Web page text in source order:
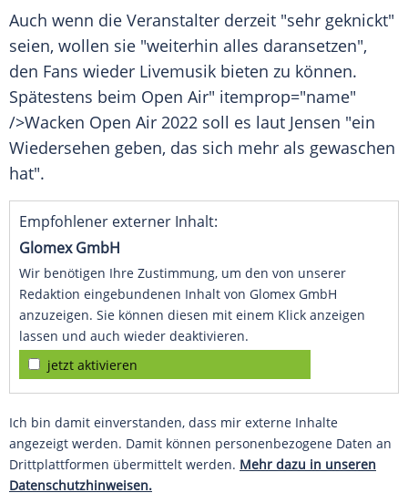
Auch wenn die Veranstalter derzeit "sehr geknickt"
seien, wollen sie "weiterhin alles daransetzen",
den Fans wieder Livemusik bieten zu können.
Spätestens beim Open Air" itemprop="name"
/>Wacken Open Air 2022 soll es laut Jensen "ein
Wiedersehen geben, das sich mehr als gewaschen
hat".
Empfohlener externer Inhalt:
Glomex GmbH
Wir benötigen Ihre Zustimmung, um den von unserer
Redaktion eingebundenen Inhalt von Glomex GmbH
anzuzeigen. Sie können diesen mit einem Klick anzeigen
lassen und auch wieder deaktivieren.
jetzt aktivieren
Ich bin damit einverstanden, dass mir externe Inhalte
angezeigt werden. Damit können personenbezogene Daten an
Drittplattformen übermittelt werden. Mehr dazu in unseren
Datenschutzhinweisen.